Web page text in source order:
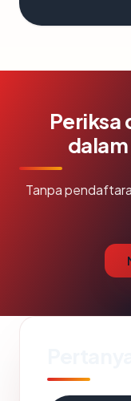
Periksa
Tanpa